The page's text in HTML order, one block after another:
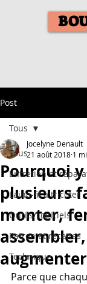
Post
Tous
Entretien et
Laine-fil à tricoter
Outils/Logiciels
Patron et recettes
Technique
Tous
Pourquoi
plusieurs
monter,
Jocelyne Denault
21 août 2018 1
Parce que